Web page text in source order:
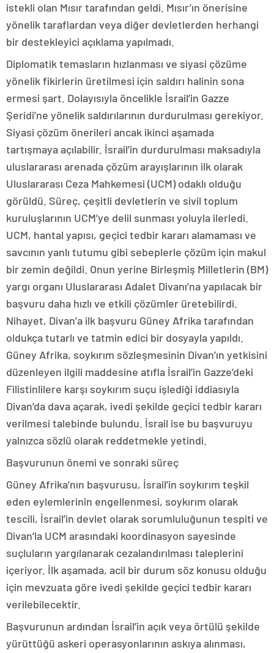
istekli olan Mısır tarafından geldi. Mısır’ın önerisine
yönelik taraflardan veya diğer devletlerden herhangi
bir destekleyici açıklama yapılmadı.
Diplomatik temasların hızlanması ve siyasi çözüme
yönelik fikirlerin üretilmesi için saldırı halinin sona
ermesi şart. Dolayısıyla öncelikle İsrail’in Gazze
Şeridi’ne yönelik saldırılarının durdurulması gerekiyor.
Siyasi çözüm önerileri ancak ikinci aşamada
tartışmaya açılabilir. İsrail’in durdurulması maksadıyla
uluslararası arenada çözüm arayışlarının ilk olarak
Uluslararası Ceza Mahkemesi (UCM) odaklı olduğu
görüldü. Süreç, çeşitli devletlerin ve sivil toplum
kuruluşlarının UCM’ye delil sunması yoluyla ilerledi.
UCM, hantal yapısı, geçici tedbir kararı alamaması ve
savcının yanlı tutumu gibi sebeplerle çözüm için makul
bir zemin değildi. Onun yerine Birleşmiş Milletlerin (BM)
yargı organı Uluslararası Adalet Divanı’na yapılacak bir
başvuru daha hızlı ve etkili çözümler üretebilirdi.
Nihayet, Divan’a ilk başvuru Güney Afrika tarafından
oldukça tutarlı ve tatmin edici bir dosyayla yapıldı.
Güney Afrika, soykırım sözleşmesinin Divan’ın yetkisini
düzenleyen ilgili maddesine atıfla İsrail’in Gazze’deki
Filistinlilere karşı soykırım suçu işlediği iddiasıyla
Divan’da dava açarak, ivedi şekilde geçici tedbir kararı
verilmesi talebinde bulundu. İsrail ise bu başvuruyu
yalnızca sözlü olarak reddetmekle yetindi.
Başvurunun önemi ve sonraki süreç
Güney Afrika’nın başvurusu, İsrail’in soykırım teşkil
eden eylemlerinin engellenmesi, soykırım olarak
tescili, İsrail’in devlet olarak sorumluluğunun tespiti ve
Divan’la UCM arasındaki koordinasyon sayesinde
suçluların yargılanarak cezalandırılması taleplerini
içeriyor. İlk aşamada, acil bir durum söz konusu olduğu
için mevzuata göre ivedi şekilde geçici tedbir kararı
verilebilecektir.
Başvurunun ardından İsrail’in açık veya örtülü şekilde
yürüttüğü askeri operasyonlarının askıya alınması,